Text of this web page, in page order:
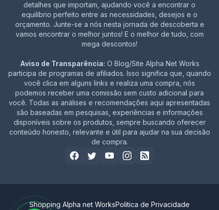
detalhes que importam, ajudando você a encontrar o
equilíbrio perfeito entre as necessidades, desejos e o
orçamento. Junte-se a nós nesta jornada de descoberta e
vamos encontrar o melhor juntos! E o melhor de tudo, com
mega descontos!
Aviso de Transparência: O Blog/Site Alpha Net Works
participa de programas de afiliados. Isso significa que, quando
você clica em alguns links e realiza uma compra, nós
podemos receber uma comissão sem custo adicional para
você. Todas as análises e recomendações aqui apresentadas
são baseadas em pesquisas, experiências e informações
disponíveis sobre os produtos, sempre buscando oferecer
conteúdo honesto, relevante e útil para ajudar na sua decisão
de compra.
Shopping Alpha net WorksPolitica de Privacidade